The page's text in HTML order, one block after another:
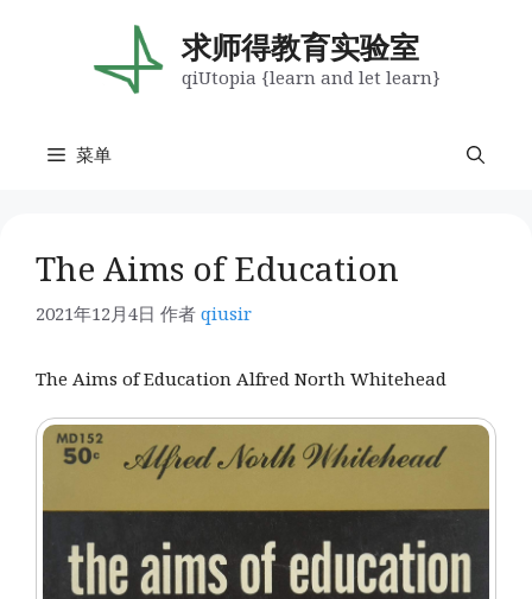
求师得教育实验室
qiUtopia {learn and let learn}
菜单
The Aims of Education
2021年12月4日 作者 qiusir
The Aims of Education Alfred North Whitehead